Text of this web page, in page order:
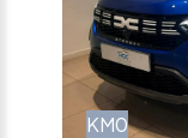
KM0